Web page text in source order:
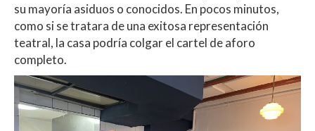
su mayoría asiduos o conocidos. En pocos minutos,
como si se tratara de una exitosa representación
teatral, la casa podría colgar el cartel de aforo
completo.